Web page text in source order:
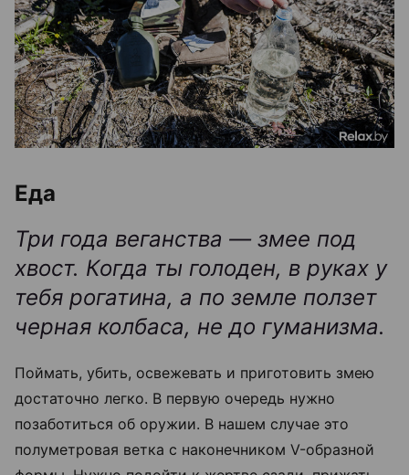
Еда
Три года веганства — змее под
хвост. Когда ты голоден, в руках у
тебя рогатина, а по земле ползет
черная колбаса, не до гуманизма.
Поймать, убить, освежевать и приготовить змею
достаточно легко. В первую очередь нужно
позаботиться об оружии. В нашем случае это
полуметровая ветка с наконечником V-образной